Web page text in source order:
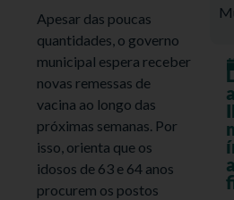
Apesar das poucas
quantidades, o governo
municipal espera receber
novas remessas de
vacina ao longo das
próximas semanas. Por
isso, orienta que os
idosos de 63 e 64 anos
procurem os postos